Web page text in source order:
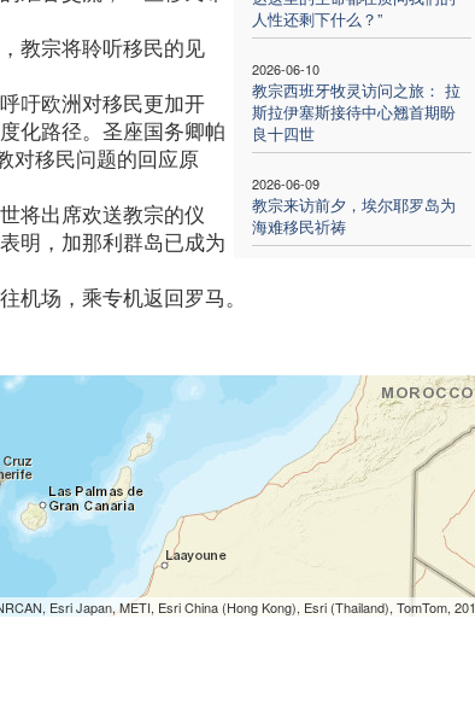
人性还剩下什么？”
2026-06-10
教宗西班牙牧灵访问之旅： 拉
斯拉伊塞斯接待中心翘首期盼
良十四世
2026-06-09
教宗来访前夕，埃尔耶罗岛为
海难移民祈祷
教宗将聆听移民的见
吁欧洲对移民更加开
化路径。圣座国务卿帕
对移民问题的回应原
将出席欢送教宗的仪
明，加那利群岛已成为
机场，乘专机返回罗马。
Esri Japan, METI, Esri China (Hong Kong), Esri (Thailand), TomTom,